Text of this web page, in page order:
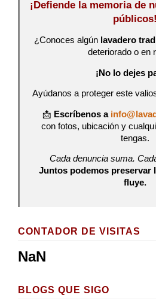
¡Defiende la memoria de
públicos!
¿Conoces algún lavadero
deteriorado o en
¡No lo dejes
Ayúdanos a proteger este
📩 Escríbenos a
con fotos, ubicación y
tengas.
Cada denuncia suma.
Juntos podemos preservar
fluye.
CONTADOR DE VISITAS
NaN
BLOGS QUE SIGO